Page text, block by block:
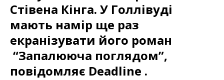
Стівена Кінга. У Голлівуді
мають намір ще раз
екранізувати його роман
“Запалююча поглядом”,
повідомляє Deadline .